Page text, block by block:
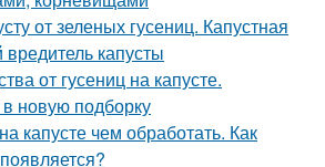
от зеленых гусениц. Капустная
капусты
от гусениц на капусте.
новую подборку
капусте чем обработать. Как